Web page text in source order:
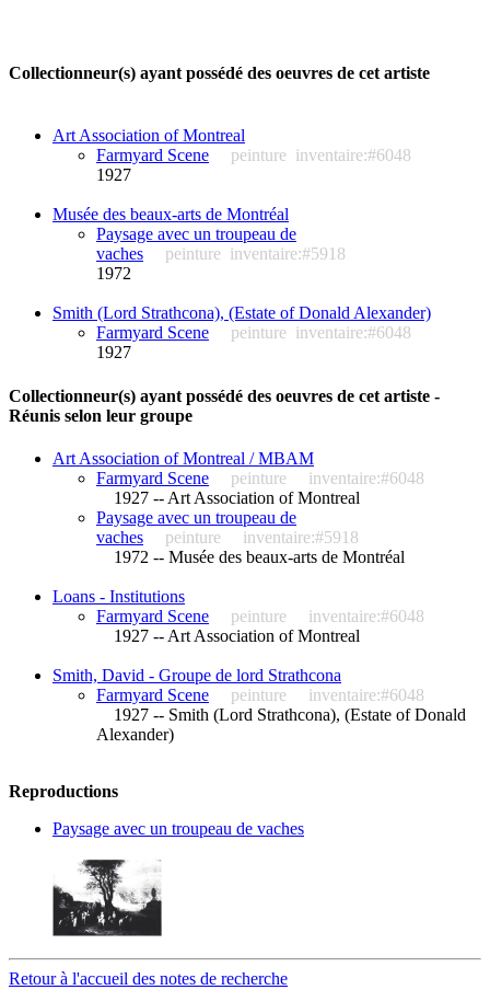
Collectionneur(s) ayant possédé des oeuvres de cet artiste
Art Association of Montreal
Farmyard Scene
peinture inventaire:#6048
1927
Musée des beaux-arts de Montréal
Paysage avec un troupeau de
vaches
peinture inventaire:#5918
1972
Smith (Lord Strathcona), (Estate of Donald Alexander)
Farmyard Scene
peinture inventaire:#6048
1927
Collectionneur(s) ayant possédé des oeuvres de cet artiste -
Réunis selon leur groupe
Art Association of Montreal / MBAM
Farmyard Scene
peinture
inventaire:#6048
1927 -- Art Association of Montreal
Paysage avec un troupeau de
vaches
peinture
inventaire:#5918
1972 -- Musée des beaux-arts de Montréal
Loans - Institutions
Farmyard Scene
peinture
inventaire:#6048
1927 -- Art Association of Montreal
Smith, David - Groupe de lord Strathcona
Farmyard Scene
peinture
inventaire:#6048
1927 -- Smith (Lord Strathcona), (Estate of Donald
Alexander)
Reproductions
Paysage avec un troupeau de vaches
Retour à l'accueil des notes de recherche